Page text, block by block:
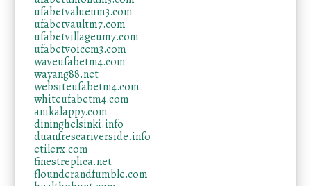
ufabetvalueum3.com
ufabetvaultm7.com
ufabetvillageum7.com
ufabetvoicem3.com
waveufabetm4.com
wayang88.net
websiteufabetm4.com
whiteufabetm4.com
anikalappy.com
dininghelsinki.info
duanfrescariverside.info
etilerx.com
finestreplica.net
flounderandfumble.com